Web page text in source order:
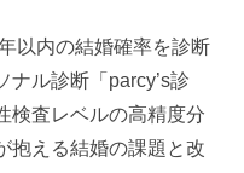
以内の結婚確率を診断
ナル診断「parcy’s診
検査レベルの高精度分
抱える結婚の課題と改